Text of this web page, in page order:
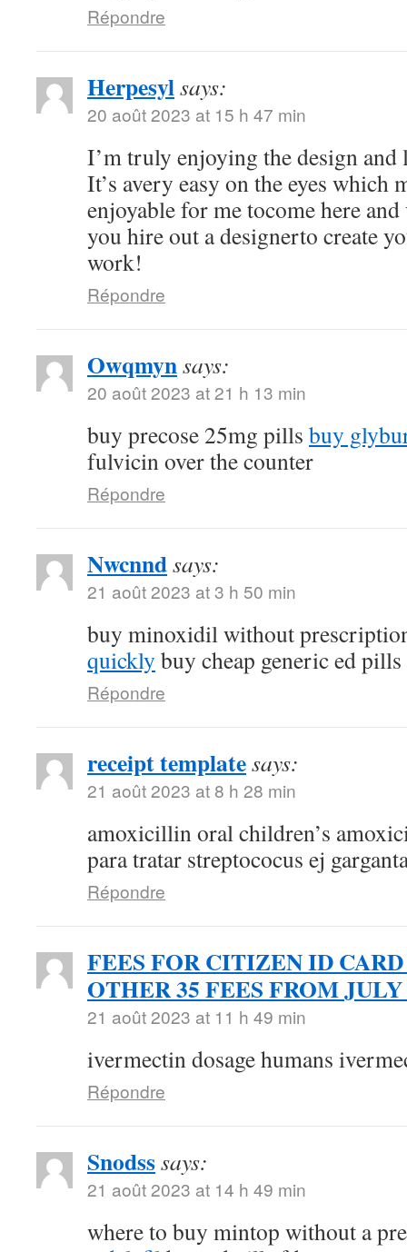
Répondre
Herpesylsays:
20 août 2023 at 15 h 47 min
I’m truly enjoying the design
It’s avery easy on the eyes which
enjoyable for me tocome here
you hire out a designerto create
work!
Répondre
Owqmynsays:
20 août 2023 at 21 h 13 min
buy precose 25mg pills buy
fulvicin over the counter
Répondre
Nwcnndsays:
21 août 2023 at 3 h 50 min
buy minoxidil without
quickly buy cheap generic ed pills
Répondre
receipt templatesays:
21 août 2023 at 8 h 28 min
amoxicillin oral children’s
para tratar streptococus ej
Répondre
FEES FOR CITIZEN ID
OTHER 35 FEES FROM JULY
21 août 2023 at 11 h 49 min
ivermectin dosage humans
Répondre
Snodsssays:
21 août 2023 at 14 h 49 min
where to buy mintop without a